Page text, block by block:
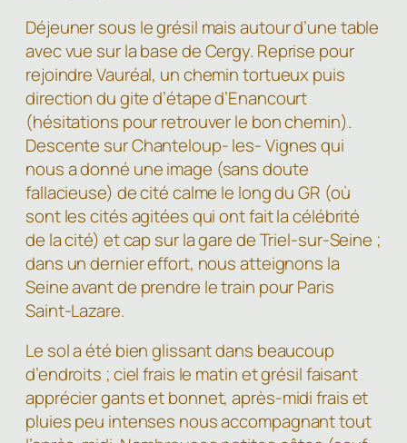
Déjeuner sous le grésil mais autour d’une table
avec vue sur la base de Cergy. Reprise pour
rejoindre Vauréal, un chemin tortueux puis
direction du gite d’étape d’Enancourt
(hésitations pour retrouver le bon chemin).
Descente sur Chanteloup- les- Vignes qui
nous a donné une image (sans doute
fallacieuse) de cité calme le long du GR (où
sont les cités agitées qui ont fait la célébrité
de la cité) et cap sur la gare de Triel-sur-Seine ;
dans un dernier effort, nous atteignons la
Seine avant de prendre le train pour Paris
Saint-Lazare.
Le sol a été bien glissant dans beaucoup
d’endroits ; ciel frais le matin et grésil faisant
apprécier gants et bonnet, après-midi frais et
pluies peu intenses nous accompagnant tout